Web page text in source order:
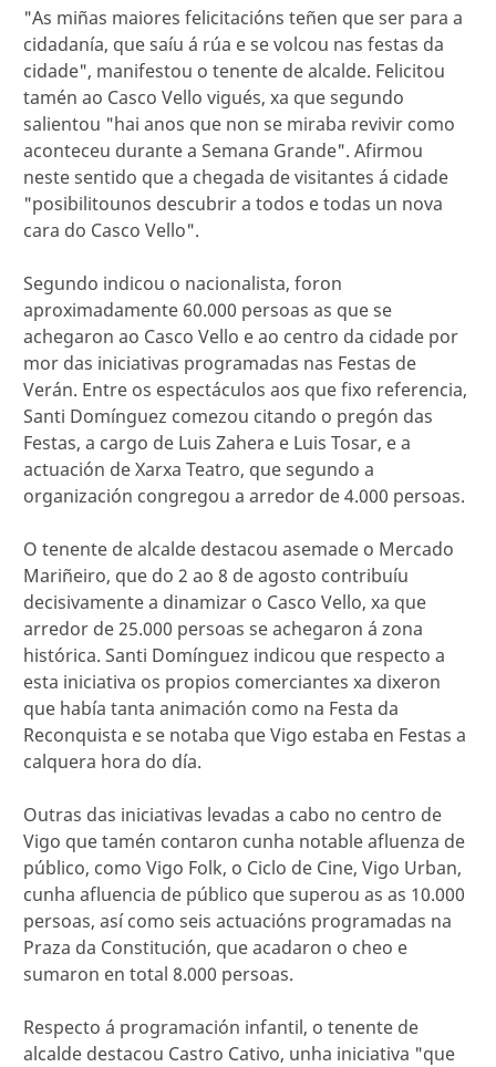
"As miñas maiores felicitacións teñen que ser para a
cidadanía, que saíu á rúa e se volcou nas festas da
cidade", manifestou o tenente de alcalde. Felicitou
tamén ao Casco Vello vigués, xa que segundo
salientou "hai anos que non se miraba revivir como
aconteceu durante a Semana Grande". Afirmou
neste sentido que a chegada de visitantes á cidade
"posibilitounos descubrir a todos e todas un nova
cara do Casco Vello".
Segundo indicou o nacionalista, foron
aproximadamente 60.000 persoas as que se
achegaron ao Casco Vello e ao centro da cidade por
mor das iniciativas programadas nas Festas de
Verán. Entre os espectáculos aos que fixo referencia,
Santi Domínguez comezou citando o pregón das
Festas, a cargo de Luis Zahera e Luis Tosar, e a
actuación de Xarxa Teatro, que segundo a
organización congregou a arredor de 4.000 persoas.
O tenente de alcalde destacou asemade o Mercado
Mariñeiro, que do 2 ao 8 de agosto contribuíu
decisivamente a dinamizar o Casco Vello, xa que
arredor de 25.000 persoas se achegaron á zona
histórica. Santi Domínguez indicou que respecto a
esta iniciativa os propios comerciantes xa dixeron
que había tanta animación como na Festa da
Reconquista e se notaba que Vigo estaba en Festas a
calquera hora do día.
Outras das iniciativas levadas a cabo no centro de
Vigo que tamén contaron cunha notable afluenza de
público, como Vigo Folk, o Ciclo de Cine, Vigo Urban,
cunha afluencia de público que superou as as 10.000
persoas, así como seis actuacións programadas na
Praza da Constitución, que acadaron o cheo e
sumaron en total 8.000 persoas.
Respecto á programación infantil, o tenente de
alcalde destacou Castro Cativo, unha iniciativa "que